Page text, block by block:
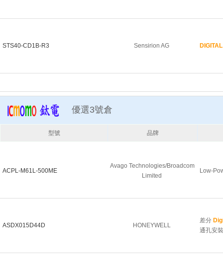
STS40-CD1B-R3 Sensirion AG DIGITAL
優選3號倉
型號 品牌
ACPL-M61L-500ME
Avago Technologies/Broadcom
Limited
Low-
ASDX015D44D HONEYWELL
差分
通孔安